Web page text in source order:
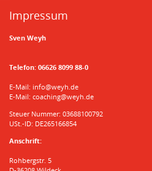
Impressum
Sven Weyh
Telefon: 06626 8099 88-0
E-Mail: info@weyh.de
E-Mail: coaching@weyh.de
Steuer Nummer: 03688100792
USt.-ID: DE265166854
Anschrift:
Rohbergstr. 5